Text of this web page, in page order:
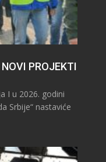
PROJEKTI
I u 2026. godini
Srbije“ nastaviće